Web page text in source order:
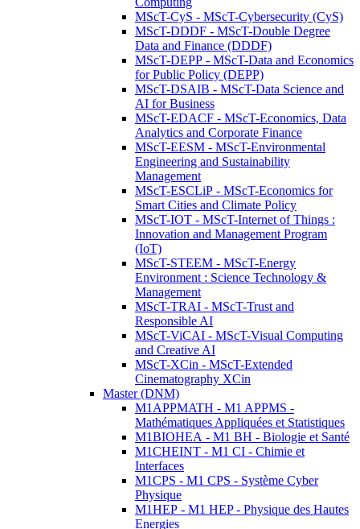
MScT-CyS - MScT-Cybersecurity (CyS)
MScT-DDDF - MScT-Double Degree
Data and Finance (DDDF)
MScT-DEPP - MScT-Data and Economics
for Public Policy (DEPP)
MScT-DSAIB - MScT-Data Science and
AI for Business
MScT-EDACF - MScT-Economics, Data
Analytics and Corporate Finance
MScT-EESM - MScT-Environmental
Engineering and Sustainability
Management
MScT-ESCLiP - MScT-Economics for
Smart Cities and Climate Policy
MScT-IOT - MScT-Internet of Things :
Innovation and Management Program
(IoT)
MScT-STEEM - MScT-Energy
Environment : Science Technology &
Management
MScT-TRAI - MScT-Trust and
Responsible AI
MScT-ViCAI - MScT-Visual Computing
and Creative AI
MScT-XCin - MScT-Extended
Cinematography XCin
Master (DNM)
M1APPMATH - M1 APPMS -
Mathématiques Appliquées et Statistiques
M1BIOHEA - M1 BH - Biologie et Santé
M1CHEINT - M1 CI - Chimie et
Interfaces
M1CPS - M1 CPS - Système Cyber
Physique
M1HEP - M1 HEP - Physique des Hautes
Energies